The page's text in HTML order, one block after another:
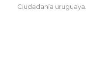
Ciudadanía uruguaya...